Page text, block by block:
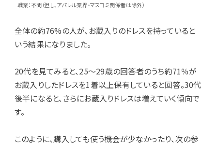
職業：不問（但し、アパレル業界・マスコミ関係者は除外）
全体の約76%の人が、お蔵入りのドレスを持っていると
いう結果になりました。
20代を見てみると、25～29歳の回答者のうち約71％が
お蔵入りしたドレスを1着以上保有していると回答。30代
後半になると、さらにお蔵入りドレスは増えていく傾向で
す。
このように、購入しても使う機会が少なかったり、次の参